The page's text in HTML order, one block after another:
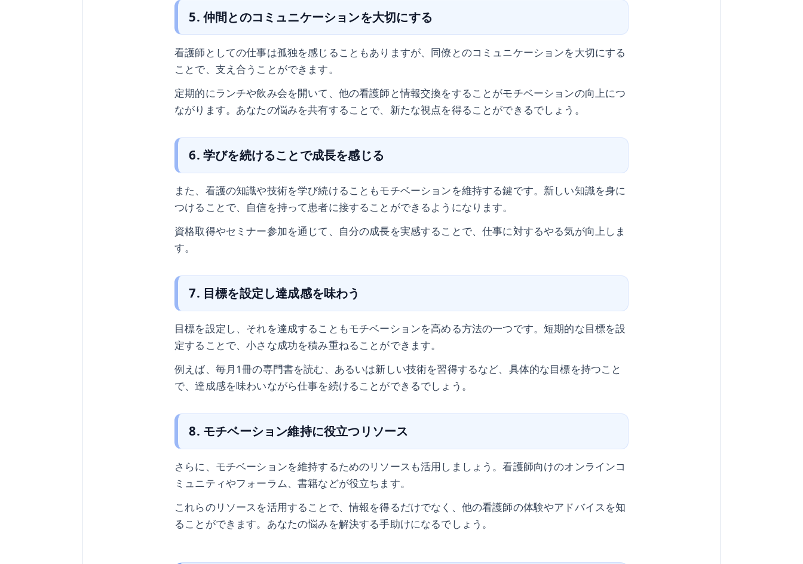
5. 仲間とのコミュニケーションを大切にする
看護師としての仕事は孤独を感じることもありますが、同僚とのコミュニケーションを大切にする
ことで、支え合うことができます。
定期的にランチや飲み会を開いて、他の看護師と情報交換をすることがモチベーションの向上につ
ながります。あなたの悩みを共有することで、新たな視点を得ることができるでしょう。
6. 学びを続けることで成長を感じる
また、看護の知識や技術を学び続けることもモチベーションを維持する鍵です。新しい知識を身に
つけることで、自信を持って患者に接することができるようになります。
資格取得やセミナー参加を通じて、自分の成長を実感することで、仕事に対するやる気が向上しま
す。
7. 目標を設定し達成感を味わう
目標を設定し、それを達成することもモチベーションを高める方法の一つです。短期的な目標を設
定することで、小さな成功を積み重ねることができます。
例えば、毎月1冊の専門書を読む、あるいは新しい技術を習得するなど、具体的な目標を持つこと
で、達成感を味わいながら仕事を続けることができるでしょう。
8. モチベーション維持に役立つリソース
さらに、モチベーションを維持するためのリソースも活用しましょう。看護師向けのオンラインコ
ミュニティやフォーラム、書籍などが役立ちます。
これらのリソースを活用することで、情報を得るだけでなく、他の看護師の体験やアドバイスを知
ることができます。あなたの悩みを解決する手助けになるでしょう。